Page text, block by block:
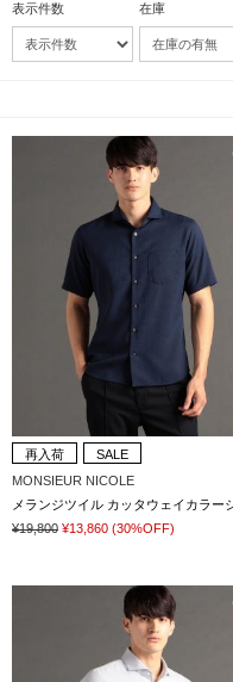
表示件数 在庫
再入荷
SALE
MONSIEUR NICOLE
¥19,800 ¥13,860 (30%OFF)